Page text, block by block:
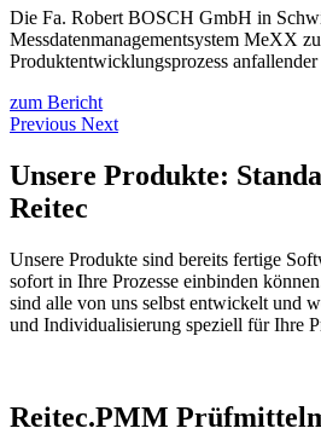
Die Fa. Robert BOSCH GmbH in
Messdatenmanagementsystem MeXX
Produktentwicklungsprozess anfallender
zum Bericht
Previous Next
Unsere Produkte:
Reitec
Unsere Produkte sind bereits fertige
sofort in Ihre Prozesse einbinden
sind alle von uns selbst entwickelt und
und Individualisierung speziell für Ihre
Reitec.PMM